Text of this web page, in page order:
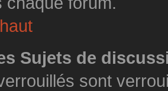
Sujets de
sont